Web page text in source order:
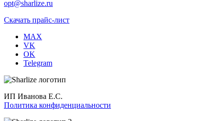
opt@sharlize.ru
Скачать прайс-лист
MAX
VK
OK
Telegram
ИП Иванова Е.С.
Политика конфиденциальности